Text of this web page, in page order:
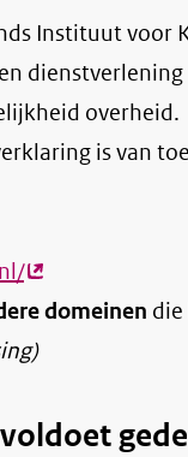
overheid.
is van
(externe
link)domeinen